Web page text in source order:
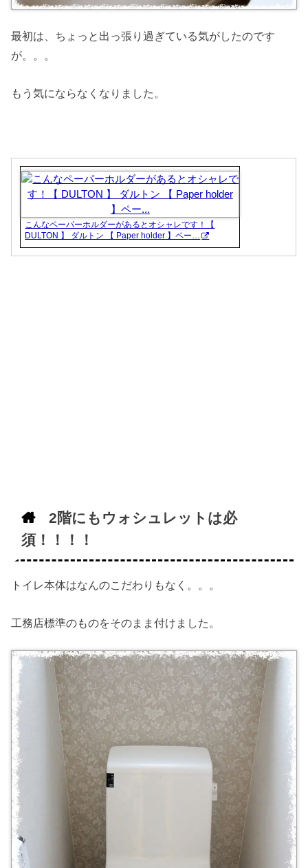
最初は、ちょっと出っ張り過ぎている気がしたのです
が。。。
もう気にならなくなりました。
こんなペーパーホルダーがあるとオシャレです！【
DULTON 】 ダルトン 【 Paper holder 】ペー…
2階にもウォシュレットは必
須！！！！
トイレ本体はなんのこだわりもなく。。。
工務店標準のものをそのまま付けました。